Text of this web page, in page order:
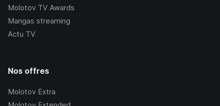
Molotov TV Awards
Mangas streaming
Actu TV
Nos offres
Molotov Extra